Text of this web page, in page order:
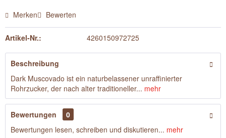
Merken Bewerten
Artikel-Nr.: 4260150972725
Beschreibung
Dark Muscovado ist ein naturbelassener unraffinierter
Rohrzucker, der nach alter traditioneller... mehr
Bewertungen
0
Bewertungen lesen, schreiben und diskutieren... mehr